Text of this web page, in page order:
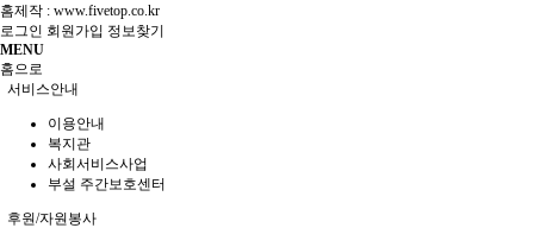
홈제작 : www.fivetop.co.kr
로그인 회원가입 정보찾기
MENU
홈으로
서비스안내
이용안내
복지관
사회서비스사업
부설 주간보호센터
후원/자원봉사